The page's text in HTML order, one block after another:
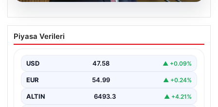
05.08.2026
Kılıçdaroğlu: Hesap sormaktan da
vermekten de çekinmeyiz
Piyasa Verileri
USD 47.58 ▲ +0.09%
EUR 54.99 ▲ +0.24%
ALTIN 6493.3 ▲ +4.21%